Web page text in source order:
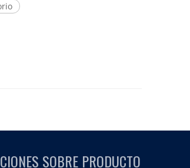
SOBRE PRODUCTO